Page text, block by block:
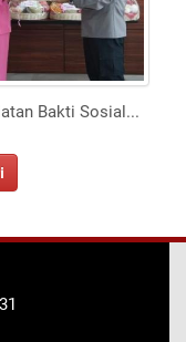
Bakti Sosial...